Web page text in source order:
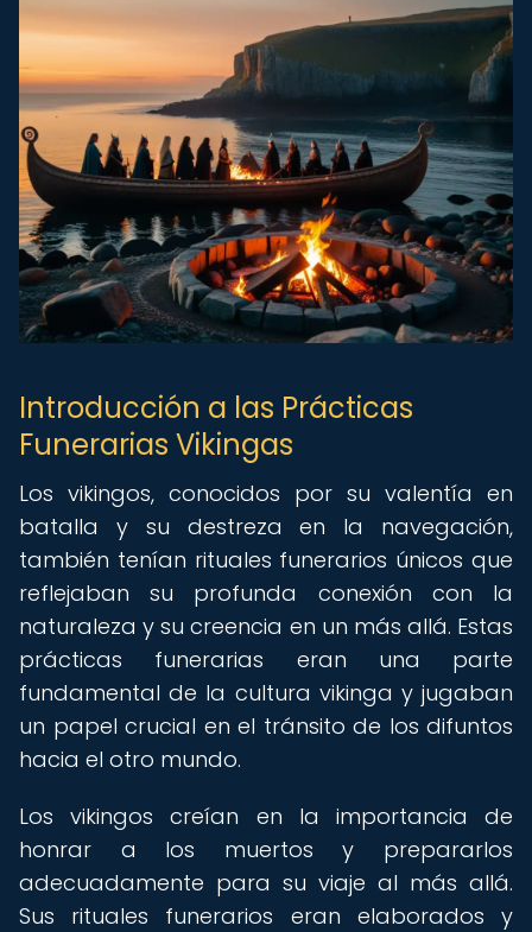
Introducción a las Prácticas
Funerarias Vikingas
Los vikingos, conocidos por su valentía en
batalla y su destreza en la navegación,
también tenían rituales funerarios únicos que
reflejaban su profunda conexión con la
naturaleza y su creencia en un más allá. Estas
prácticas funerarias eran una parte
fundamental de la cultura vikinga y jugaban
un papel crucial en el tránsito de los difuntos
hacia el otro mundo.
Los vikingos creían en la importancia de
honrar a los muertos y prepararlos
adecuadamente para su viaje al más allá.
Sus rituales funerarios eran elaborados y